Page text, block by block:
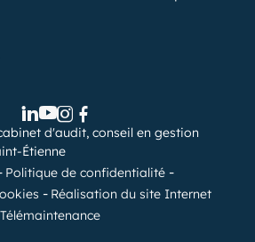
d'audit, conseil en gestion
Étienne
Politique de confidentialité
Réalisation du site Internet